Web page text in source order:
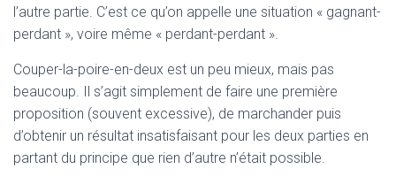
l’autre partie. C’est ce qu’on appelle une situation « gagnant-
perdant », voire même « perdant-perdant ».
Couper-la-poire-en-deux est un peu mieux, mais pas
beaucoup. Il s’agit simplement de faire une première
proposition (souvent excessive), de marchander puis
d’obtenir un résultat insatisfaisant pour les deux parties en
partant du principe que rien d’autre n’était possible.